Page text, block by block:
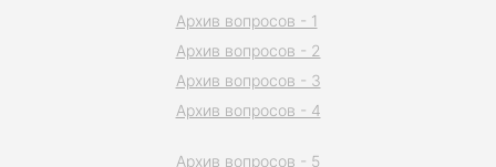
Архив вопросов - 1
Архив вопросов - 2
Архив вопросов - 3
Архив вопросов - 4
Архив вопросов - 5